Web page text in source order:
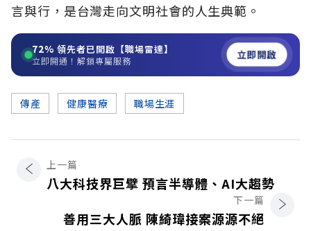
言與行，是台灣走向文明社會的人生典範。
72% 領先者已開啟【職場雷達】
立即開通！解鎖專屬服務 立即開啟
傳產 健康醫療 職場生涯
上一篇
八大科技界巨擘 預言半導體、AI大趨勢
下一篇
善用三大人脈 陳綺瑋接案源源不絕